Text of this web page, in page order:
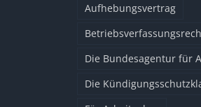
Aufhebungsvertrag
Die Bundesagentur für
Die